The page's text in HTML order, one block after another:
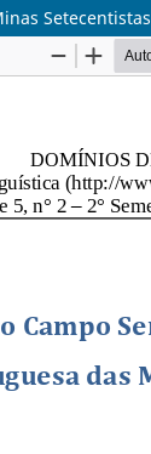
Setecentistas